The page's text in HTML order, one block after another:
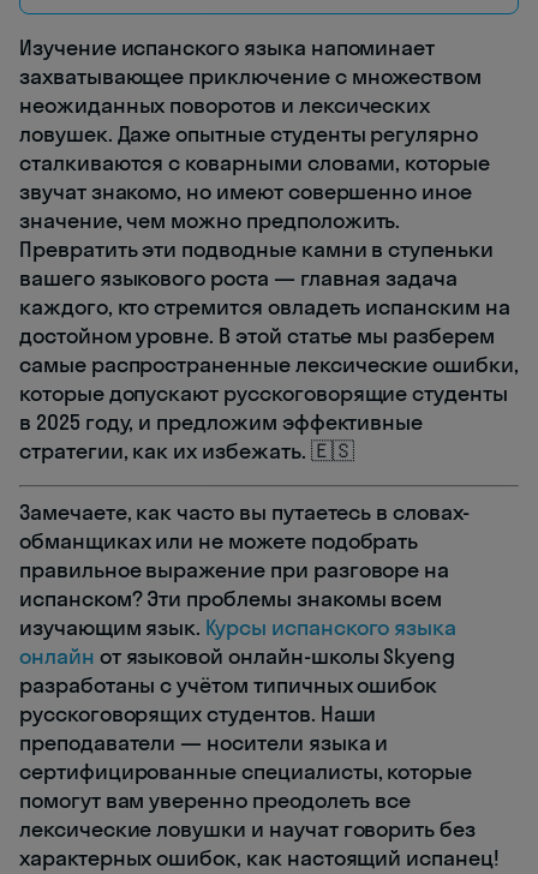
Изучение испанского языка напоминает
захватывающее приключение с множеством
неожиданных поворотов и лексических
ловушек. Даже опытные студенты регулярно
сталкиваются с коварными словами, которые
звучат знакомо, но имеют совершенно иное
значение, чем можно предположить.
Превратить эти подводные камни в ступеньки
вашего языкового роста — главная задача
каждого, кто стремится овладеть испанским на
достойном уровне. В этой статье мы разберем
самые распространенные лексические ошибки,
которые допускают русскоговорящие студенты
в 2025 году, и предложим эффективные
стратегии, как их избежать. 🇪🇸
Замечаете, как часто вы путаетесь в словах-
обманщиках или не можете подобрать
правильное выражение при разговоре на
испанском? Эти проблемы знакомы всем
изучающим язык. Курсы испанского языка
онлайн от языковой онлайн-школы Skyeng
разработаны с учётом типичных ошибок
русскоговорящих студентов. Наши
преподаватели — носители языка и
сертифицированные специалисты, которые
помогут вам уверенно преодолеть все
лексические ловушки и научат говорить без
характерных ошибок, как настоящий испанец!